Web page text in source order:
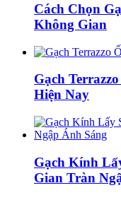
Cách Chọn
Không Gian
Gạch
Hiện Nay
Gạch Kính
Gian Tràn